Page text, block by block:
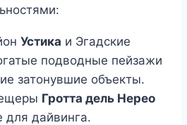
Устика и Эгадские
подводные пейзажи
затонувшие объекты.
Гротта дель Нерео
дайвинга.